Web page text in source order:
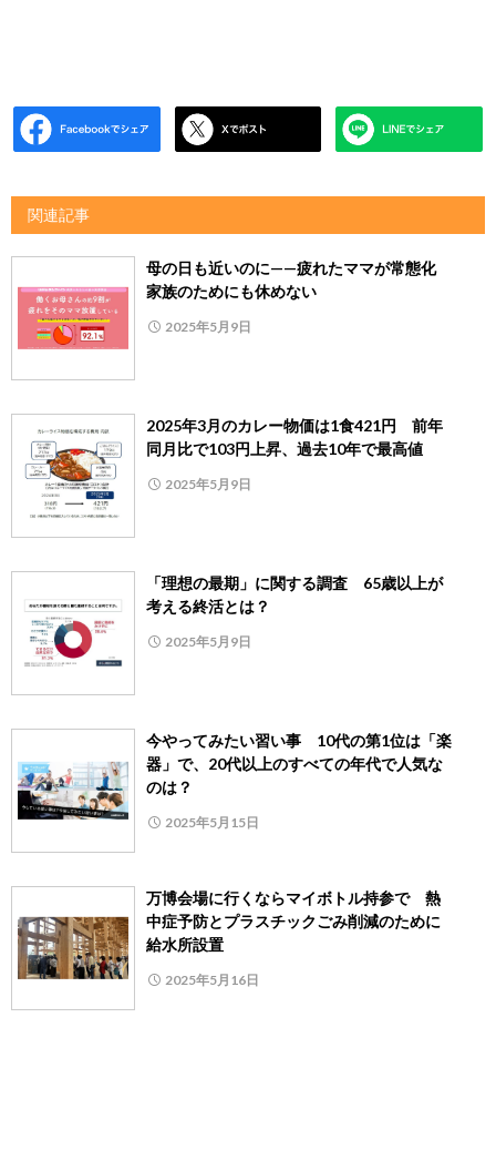
関連記事
母の日も近いのに——疲れたママが常態化
家族のためにも休めない
2025年5月9日
2025年3月のカレー物価は1食421円 前年
同月比で103円上昇、過去10年で最高値
2025年5月9日
「理想の最期」に関する調査 65歳以上が
考える終活とは？
2025年5月9日
今やってみたい習い事 10代の第1位は「楽
器」で、20代以上のすべての年代で人気な
のは？
2025年5月15日
万博会場に行くならマイボトル持参で 熱
中症予防とプラスチックごみ削減のために
給水所設置
2025年5月16日